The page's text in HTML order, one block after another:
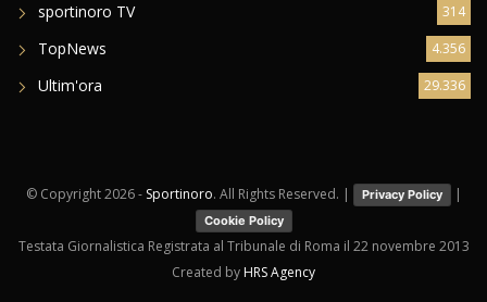
sportinoro TV 314
TopNews 4.356
Ultim'ora 29.336
© Copyright2026 - Sportinoro. All Rights Reserved. | Privacy Policy |
Cookie Policy
Testata Giornalistica Registrata al Tribunale di Roma il 22 novembre 2013
Created by HRS Agency